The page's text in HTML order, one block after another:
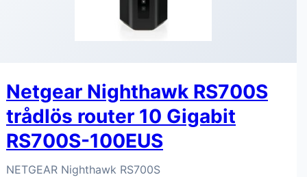
Netgear Nighthawk RS700S
trådlös router 10 Gigabit
RS700S-100EUS
NETGEAR Nighthawk RS700S